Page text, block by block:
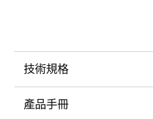
技術規格
產品手冊